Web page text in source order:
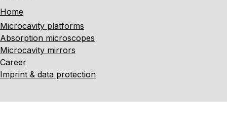
Home
Microcavity platforms
Absorption microscopes
Microcavity mirrors
Career
Imprint & data protection